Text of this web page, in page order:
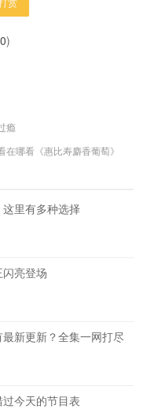
0)
瘾
哪看《惠比寿麝香葡萄》
里有多种选择
亮登场
新更新？全集一网打尽
今天的节目表